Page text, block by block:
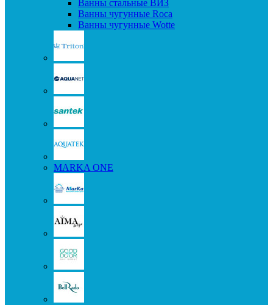
Ванны стальные ВИЗ
Ванны чугунные Roca
Ванны чугунные Wotte
MARKA ONE